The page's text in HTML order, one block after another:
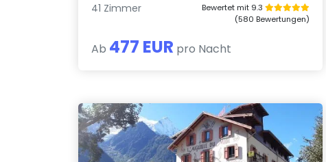
41 Zimmer
Bewertet mit 9.3
(580 Bewertungen)
Ab 477 EUR pro Nacht